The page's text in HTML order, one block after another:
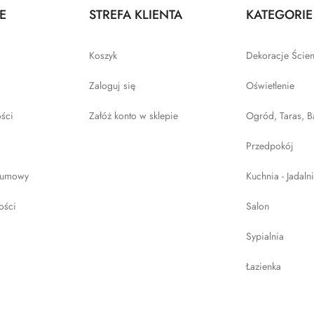
STREFA KLIENTA
Koszyk
Zaloguj się
Załóż konto w sklepie
KATEGORIE
Dekoracje
Oświetlenie
Ogród, Taras,
Przedpokój
Kuchnia -
Salon
Sypialnia
Łazienka